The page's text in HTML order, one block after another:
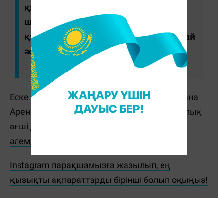
қызметкерлерінің біріне тұрмысқа
шыққан. Бұл жайт оның іс-әрекетін
құқықтық жағынан бағалауға ешқандай
әсер етпейді", - деді ведомство өкілі.
Еске салайық, 1 тамызда елордадағы Астана
Арена стадионында әлемге әйгілі америкалық
әнші Дженнифер Лопес Up All Night атты
әлемдік туры
Instagram парақшамызға жазылып, ең
қызықты ақпараттарды бірінші болып оқыңыз!